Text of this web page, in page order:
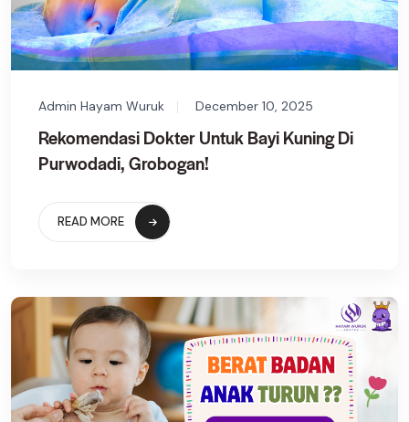
Admin Hayam Wuruk December 10, 2025
Rekomendasi Dokter Untuk Bayi Kuning Di
Purwodadi, Grobogan!
READ MORE